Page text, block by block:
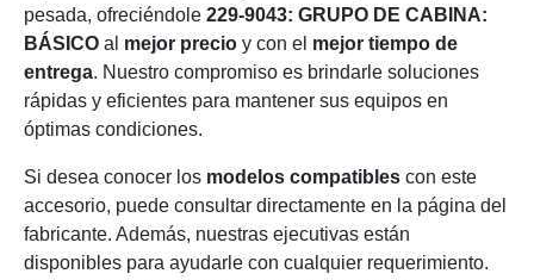
pesada, ofreciéndole 229-9043: GRUPO DE CABINA:
BÁSICO al mejor precio y con el mejor tiempo de
entrega. Nuestro compromiso es brindarle soluciones
rápidas y eficientes para mantener sus equipos en
óptimas condiciones.
Si desea conocer los modelos compatibles con este
accesorio, puede consultar directamente en la página del
fabricante. Además, nuestras ejecutivas están
disponibles para ayudarle con cualquier requerimiento.